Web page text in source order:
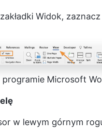
Widok,
Microsoft
w lewym górnym